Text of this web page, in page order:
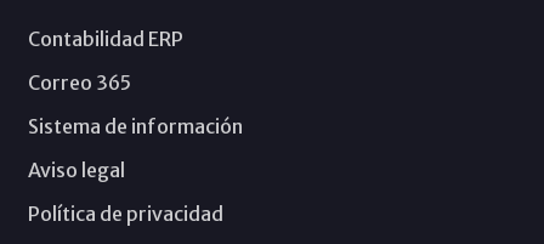
Contabilidad ERP
Correo 365
Sistema de información
Aviso legal
Política de privacidad